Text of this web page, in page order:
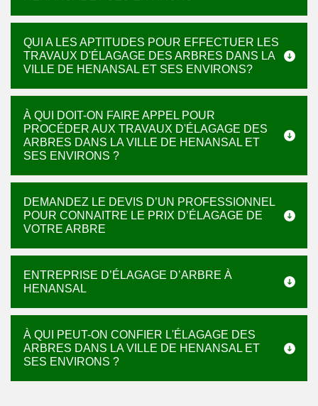
QUI A LES APTITUDES POUR EFFECTUER LES
TRAVAUX D'ÉLAGAGE DES ARBRES DANS LA
VILLE DE HENANSAL ET SES ENVIRONS?
À QUI DOIT-ON FAIRE APPEL POUR
PROCÉDER AUX TRAVAUX D'ÉLAGAGE DES
ARBRES DANS LA VILLE DE HENANSAL ET
SES ENVIRONS ?
DEMANDEZ LE DEVIS D’UN PROFESSIONNEL
POUR CONNAITRE LE PRIX D’ÉLAGAGE DE
VOTRE ARBRE
ENTREPRISE D’ÉLAGAGE D’ARBRE À
HENANSAL
À QUI PEUT-ON CONFIER L'ÉLAGAGE DES
ARBRES DANS LA VILLE DE HENANSAL ET
SES ENVIRONS ?